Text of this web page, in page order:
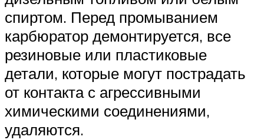
спиртом. Перед промыванием
карбюратор демонтируется, все
резиновые или пластиковые
детали, которые могут пострадать
от контакта с агрессивными
химическими соединениями,
удаляются.